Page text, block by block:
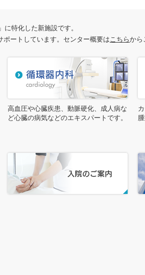
特化した新施設です。
ートしています。センター概要はこちらから
高血圧や心臓疾患、動脈硬化、成人病な
ど心臓の病気などのエキスパートです。